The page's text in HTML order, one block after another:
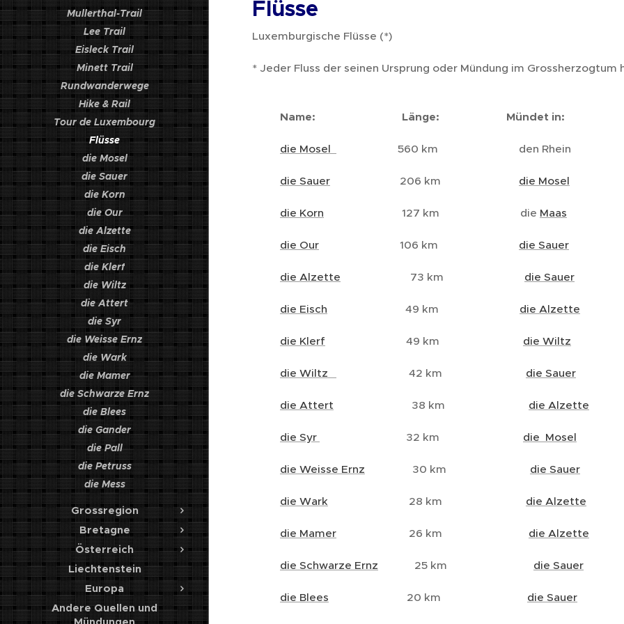
Mullerthal-Trail
Lee Trail
Eisleck Trail
Minett Trail
Rundwanderwege
Hike & Rail
Tour de Luxembourg
Flüsse
die Mosel
die Sauer
die Korn
die Our
die Alzette
die Eisch
die Klerf
die Wiltz
die Attert
die Syr
die Weisse Ernz
die Wark
die Mamer
die Schwarze Ernz
die Blees
die Gander
die Pall
die Petruss
die Mess
Grossregion
Bretagne
Österreich
Liechtenstein
Europa
Andere Quellen und
Mündungen
Flüsse
Luxemburgische Flüsse (*)
* Jeder Fluss der seinen Ursprung oder Mündung im Grossherzogtum
Name: Länge: Mündet in:
die Mosel 560 km den Rhein
die Sauer 206 km die Mosel
die Korn 127 km die Maas
die Our 106 km die Sauer
die Alzette 73 km die Sauer
die Eisch 49 km die Alzette
die Klerf 49 km die Wiltz
die Wiltz 42 km die Sauer
die Attert 38 km die Alzette
die Syr 32 km die Mosel
die Weisse Ernz 30 km die Sauer
die Wark 28 km die Alzette
die Mamer 26 km die Alzette
die Schwarze Ernz 25 km die Sauer
die Blees 20 km die Sauer